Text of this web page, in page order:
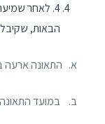
4. לאחר
הבאות,
א. התאונה ארעה
ב. במועד